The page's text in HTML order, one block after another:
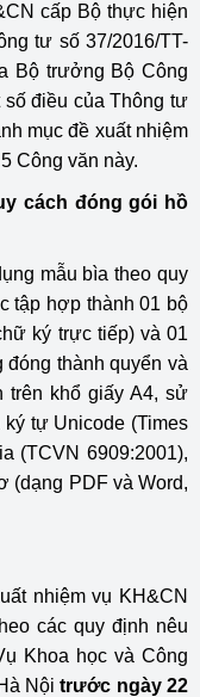
cấp Bộ thực hiện
tư số 37/2016/TT-
Bộ trưởng Bộ Công
điều của Thông tư
mục đề xuất nhiệm
Công văn này.
cách đóng gói hồ
mẫu bìa theo quy
tập hợp thành 01 bộ
ký trực tiếp) và 01
đóng thành quyển và
trên khổ giấy A4, sử
tự Unicode (Times
(TCVN 6909:2001),
(dạng PDF và Word,
nhiệm vụ KH&CN
các quy định nêu
Khoa học và Công
Nộitrước ngày 22